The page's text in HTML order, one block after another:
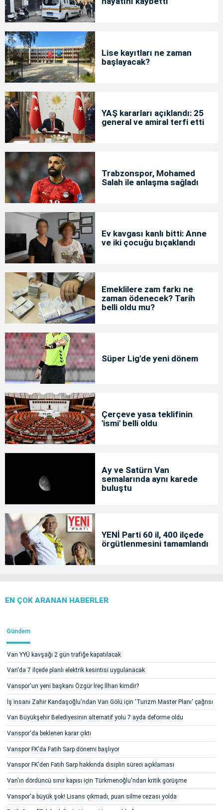
Lise kayıtları ne zaman
başlayacak?
YAŞ kararları açıklandı: 25
general ve amiral terfi etti
Trabzonspor, Mohamed
Salah ile anlaşma sağladı
Ev kavgası kanlı bitti: Anne
ve iki çocuğu bıçaklandı
Emeklilere zam farkı ne
zaman ödenecek? Tarih
belli oldu mu?
Süper Lig'de yeni dönem
Çerçeve yasa teklifinin
'ismi' belli oldu
Ay ve Satürn Van
semalarında aynı karede
buluştu
YENİ Parti 60 il, 400 ilçede
örgütlenmesini tamamlandı
EN ÇOK ARANAN HABERLER
Gündem
Van YYÜ kavşağı 2 gün trafiğe kapatılacak
Van'da 7 ilçede planlı elektrik kesintisi uygulanacak
Vanspor'un yeni başkanı Özgür İreç İlhan kimdir?
İş insanı Zahir Kandaşoğlu'ndan Van Gölü için 'Turizm Master Planı' çağrısı
Van Büyükşehir Belediyesinin alternatif yolu 7 ayda deforme oldu
Vanspor'da beklenen karar çıktı
Vanspor FK'da Fatih Sarp dönemi başlıyor
Vanspor FK'den Fatih Sarp hakkında disiplin süreci açıklaması
Van'ın dördüncü sınır kapısı için Türkmenoğlu'ndan kritik görüşme
Vanspor'a büyük şok! Lisans çıkmadı, puan silme cezası yolda